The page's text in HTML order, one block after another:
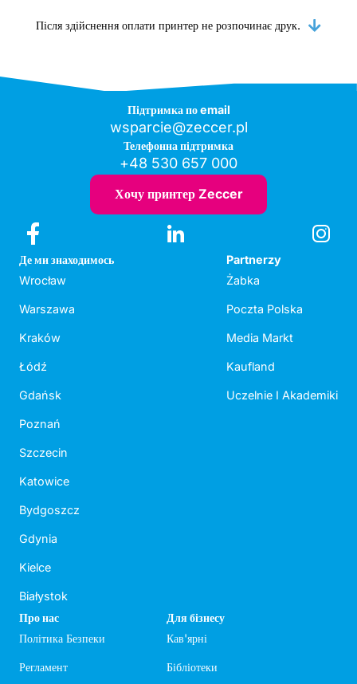
Після здійснення оплати принтер не розпочинає друк.
Підтримка по email
wsparcie@zeccer.pl
Телефонна підтримка
+48 530 657 000
Хочу принтер Zeccer
Де ми знаходимось
Wrocław
Warszawa
Kraków
Łódź
Gdańsk
Poznań
Szczecin
Katowice
Bydgoszcz
Gdynia
Kielce
Białystok
Partnerzy
Żabka
Poczta Polska
Media Markt
Kaufland
Uczelnie I Akademiki
Про нас
Політика Безпеки
Регламент
Для бізнесу
Кав'ярні
Бібліотеки